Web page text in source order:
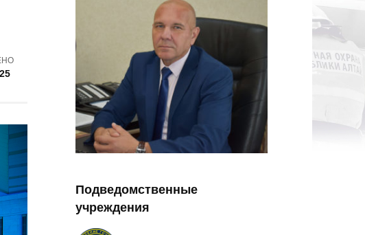
Подведомственные
учреждения